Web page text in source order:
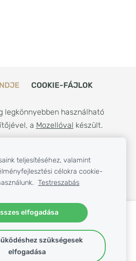
COOKIE-FÁJLOK
legkönnyebben használható
a Mozellóval készült.
weboldalt vagy webáruházat
programozás nélkül.
teljesítéséhez, valamint
célokra cookie-
Testreszabás
elfogadása
szükségesek
elfogadása